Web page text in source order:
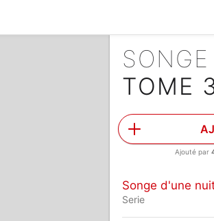
TOME
Ajouté par
Songe d'une
Serie